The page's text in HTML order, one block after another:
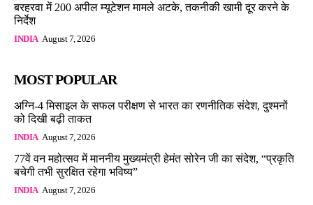
बरहरवा में 200 अपील म्यूटेशन मामले अटके, तकनीकी खामी दूर करने के
निर्देश
INDIA August 7, 2026
MOST POPULAR
अग्नि-4 मिसाइल के सफल परीक्षण से भारत का रणनीतिक संदेश, दुश्मनों
को दिखी बढ़ी ताकत
INDIA August 7, 2026
77वें वन महोत्सव में माननीय मुख्यमंत्री हेमंत सोरेन जी का संदेश, “प्रकृति
बचेगी तभी सुरक्षित रहेगा भविष्य”
INDIA August 7, 2026